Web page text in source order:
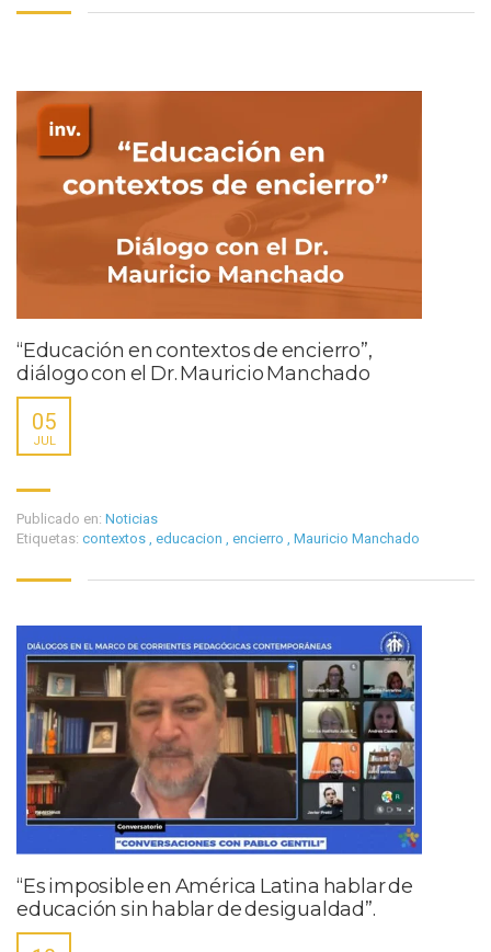
“Educación en contextos de encierro”,
diálogo con el Dr. Mauricio Manchado
05
JUL
Publicado en: Noticias
Etiquetas: contextos , educacion , encierro , Mauricio Manchado
“Es imposible en América Latina hablar de
educación sin hablar de desigualdad”.